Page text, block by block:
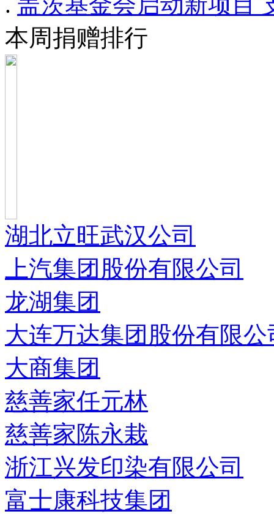
本周捐赠排行
湖北立旺武汉公司
上汽集团股份有限公司
龙湖集团
大连万达集团股份有限公
大商集团
慈善家任元林
慈善家陈永栽
浙江兴发印染有限公司
富士康科技集团